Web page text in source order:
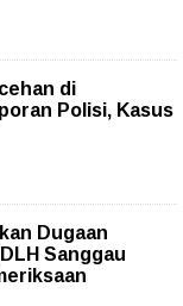
di
Polisi, Kasus
Dugaan
Sanggau